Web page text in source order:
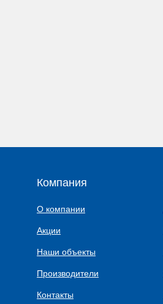
Компания
О компании
Акции
Наши объекты
Производители
Контакты